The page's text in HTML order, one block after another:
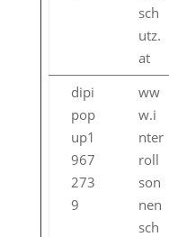
sch
utz.
at
dipi
pop
up1
967
273
9
ww
w.i
nter
roll
son
nen
sch